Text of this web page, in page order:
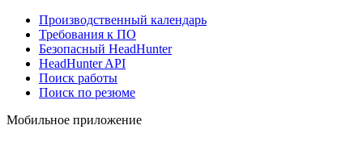
Производственный календарь
Требования к ПО
Безопасный HeadHunter
HeadHunter API
Поиск работы
Поиск по резюме
Мобильное приложение